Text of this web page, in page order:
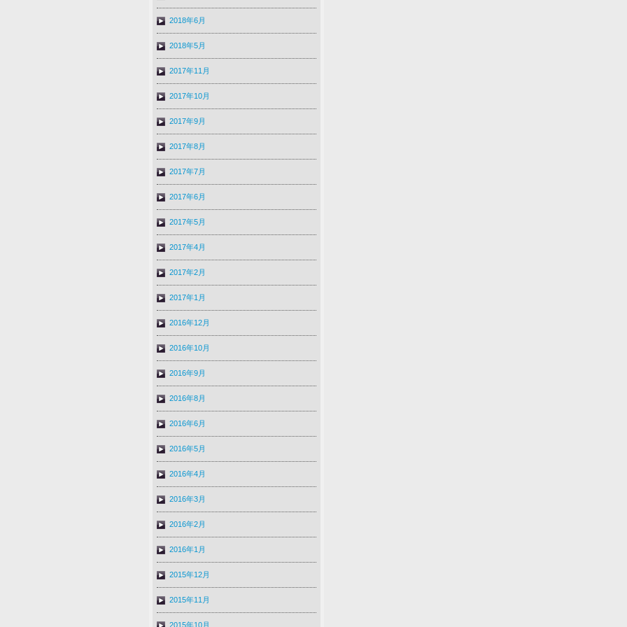
2018年6月
2018年5月
2017年11月
2017年10月
2017年9月
2017年8月
2017年7月
2017年6月
2017年5月
2017年4月
2017年2月
2017年1月
2016年12月
2016年10月
2016年9月
2016年8月
2016年6月
2016年5月
2016年4月
2016年3月
2016年2月
2016年1月
2015年12月
2015年11月
2015年10月